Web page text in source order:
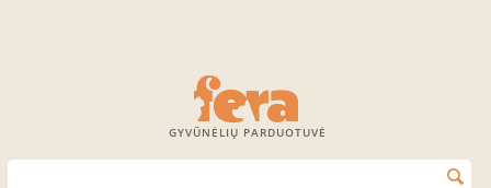
GYVŪNĖLIŲ PARDUOTUVĖ